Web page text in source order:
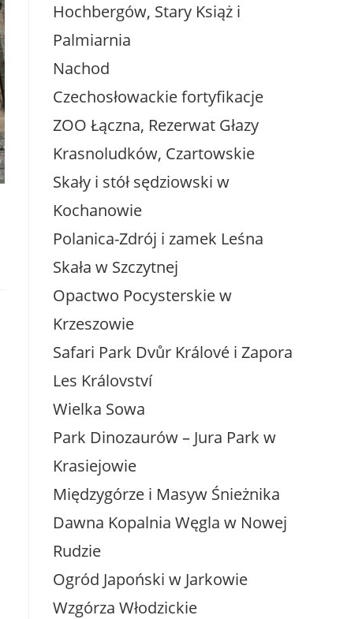
Hochbergów, Stary Książ i
Palmiarnia
Nachod
Czechosłowackie fortyfikacje
ZOO Łączna, Rezerwat Głazy
Krasnoludków, Czartowskie
Skały i stół sędziowski w
Kochanowie
Polanica-Zdrój i zamek Leśna
Skała w Szczytnej
Opactwo Pocysterskie w
Krzeszowie
Safari Park Dvůr Králové i Zapora
Les Království
Wielka Sowa
Park Dinozaurów – Jura Park w
Krasiejowie
Międzygórze i Masyw Śnieżnika
Dawna Kopalnia Węgla w Nowej
Rudzie
Ogród Japoński w Jarkowie
Wzgórza Włodzickie